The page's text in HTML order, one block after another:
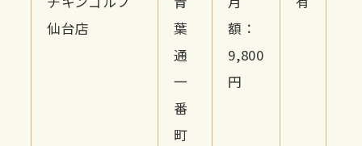
仙台店
葉
通
一
番
町
額：
9,800
円